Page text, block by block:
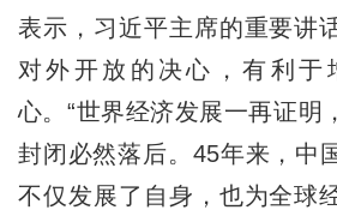
表示，习近平主席的重要讲
对外开放的决心，有利于
心。“世界经济发展一再证明
封闭必然落后。45年来，中
不仅发展了自身，也为全球